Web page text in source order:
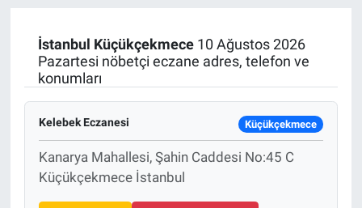
İstanbul Küçükçekmece10 Ağustos 2026
Pazartesi nöbetçi eczane adres, telefon ve
konumları
Kelebek Eczanesi Küçükçekmece
Kanarya Mahallesi, Şahin Caddesi No:45 C
Küçükçekmece İstanbul
Resmi İlanlar
Son Dakika